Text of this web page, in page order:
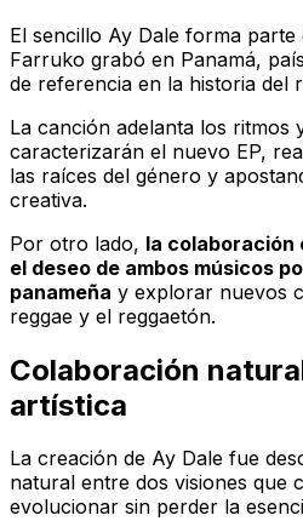
El sencillo Ay Dale forma parte
Farruko grabó en Panamá,
de referencia en la historia del
La canción adelanta los ritmos
caracterizarán el nuevo EP,
las raíces del género y
creativa.
Por otro lado, la colaboración
el deseo de ambos músicos
panameña y explorar nuevos
reggae y el reggaetón.
Colaboración
artística
La creación de Ay Dale fue
natural entre dos visiones que
evolucionar sin perder la